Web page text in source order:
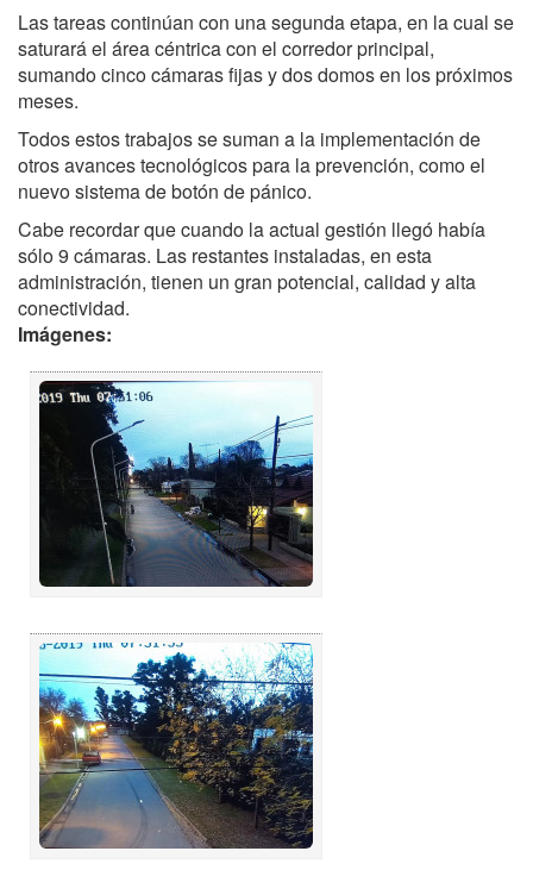
Las tareas continúan con una segunda etapa, en la cual se
saturará el área céntrica con el corredor principal,
sumando cinco cámaras fijas y dos domos en los próximos
meses.
Todos estos trabajos se suman a la implementación de
otros avances tecnológicos para la prevención, como el
nuevo sistema de botón de pánico.
Cabe recordar que cuando la actual gestión llegó había
sólo 9 cámaras. Las restantes instaladas, en esta
administración, tienen un gran potencial, calidad y alta
conectividad.
Imágenes: